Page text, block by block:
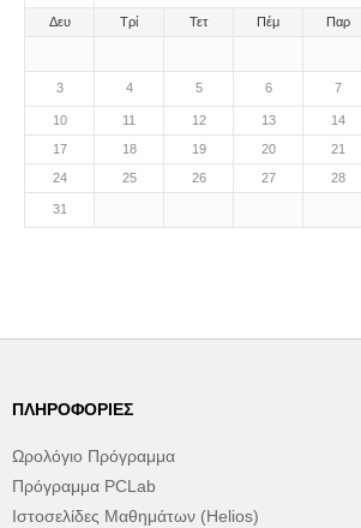
Δευ Τρί Τετ Πέμ Παρ
3 4 5 6 7
10 11 12 13 14
17
18 19 20 21
24
25 26 27 28
31
ΠΛΗΡΟΦΟΡΊΕΣ
Ωρολόγιο Πρόγραμμα
Πρόγραμμα PCLab
Ιστοσελίδες Μαθημάτων (Helios)